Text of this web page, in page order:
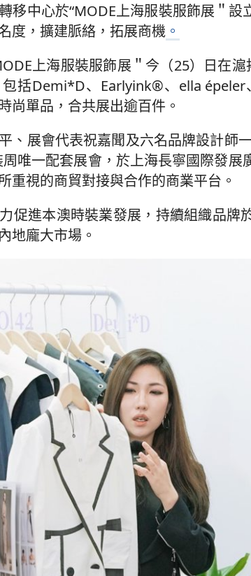
移中心於“MODE上海服裝服飾展＂
度，擴建脈絡，拓展商機 。
上海服裝服飾展＂今（25）日在
括Demi*D、Earlyink®、ella
尚單品，合共展出逾百件。
、展會代表祝嘉聞及六名品牌設計師
唯一配套展會，於上海長寧國際發
重視的商貿對接與合作的商業平台。
促進本澳時裝業發展，持續組織品
地龐大市場。